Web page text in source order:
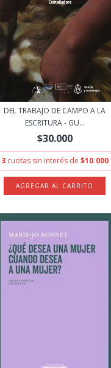
DEL TRABAJO DE CAMPO A LA
ESCRITURA - GU...
$30.000
3 cuotas sin interés de $10.000